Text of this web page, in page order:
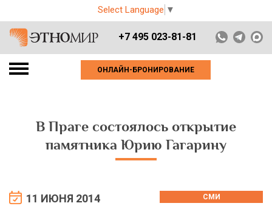
Select Language ▼
+7 495 023-81-81
ОНЛАЙН-БРОНИРОВАНИЕ
В Праге состоялось открытие
памятника Юрию Гагарину
11 ИЮНЯ 2014 СМИ